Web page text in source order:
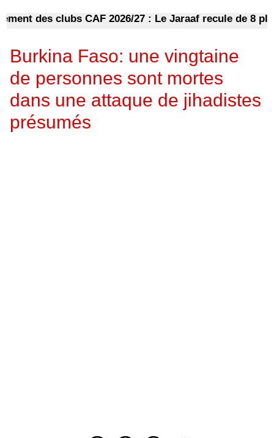
des clubs CAF 2026/27 : Le Jaraaf recule de 8
Burkina Faso: une vingtaine
de personnes sont mortes
dans une attaque de jihadistes
présumés